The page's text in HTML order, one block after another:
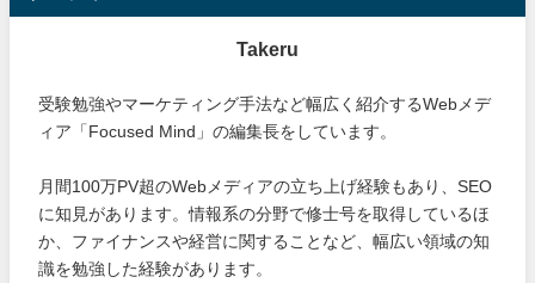
Takeru
受験勉強やマーケティング手法など幅広く紹介するWebメデ
ィア「Focused Mind」の編集長をしています。
月間100万PV超のWebメディアの立ち上げ経験もあり、SEO
に知見があります。情報系の分野で修士号を取得しているほ
か、ファイナンスや経営に関することなど、幅広い領域の知
識を勉強した経験があります。